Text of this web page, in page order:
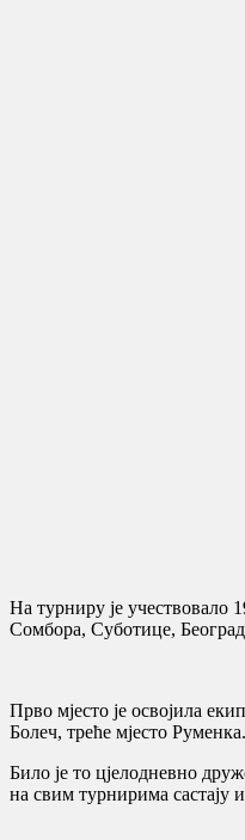
На турниру је учествовало
Сомбора, Суботице,
Прво мјесто је освојила
Болеч, треће мјесто Руменка.
Било је то цјелодневно
на свим турнирима састају